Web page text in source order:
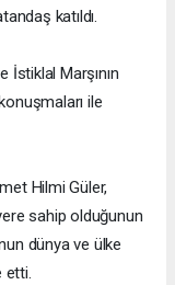
katıldı.
İstiklal Marşının
ile
Hilmi Güler,
sahip olduğunun
dünya ve ülke
etti.